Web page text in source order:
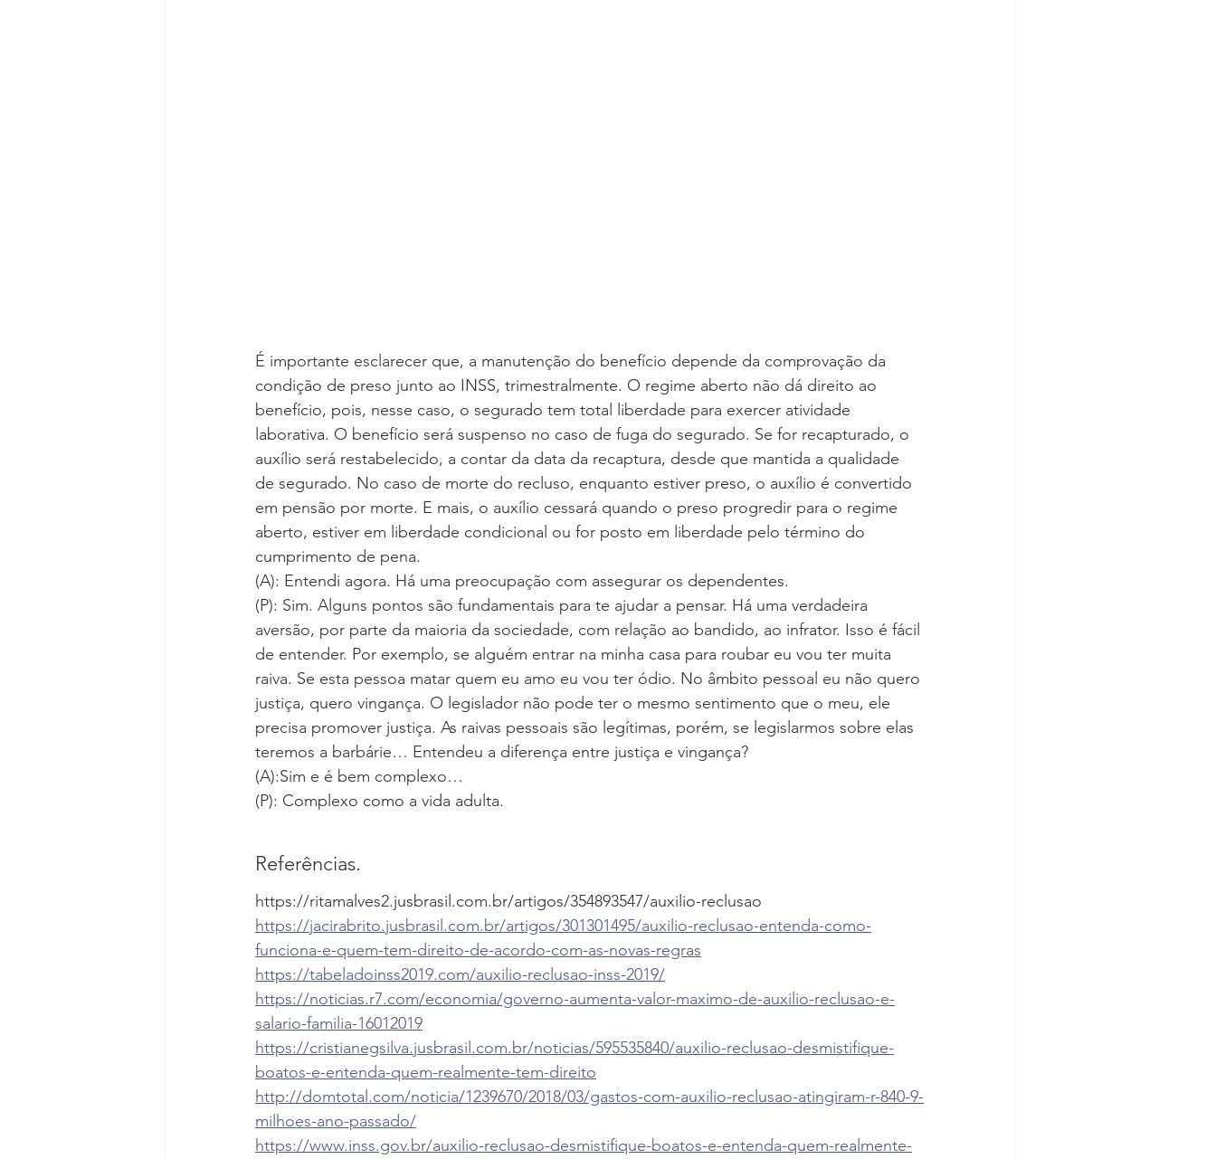
É importante esclarecer que, a manutenção do benefício depende da comprovação da
condição de preso junto ao INSS, trimestralmente. O regime aberto não dá direito ao
benefício, pois, nesse caso, o segurado tem total liberdade para exercer atividade
laborativa. O benefício será suspenso no caso de fuga do segurado. Se for recapturado, o
auxílio será restabelecido, a contar da data da recaptura, desde que mantida a qualidade
de segurado. No caso de morte do recluso, enquanto estiver preso, o auxílio é convertido
em pensão por morte. E mais, o auxílio cessará quando o preso progredir para o regime
aberto, estiver em liberdade condicional ou for posto em liberdade pelo término do
cumprimento de pena.
(A): Entendi agora. Há uma preocupação com assegurar os dependentes.
(P): Sim. Alguns pontos são fundamentais para te ajudar a pensar. Há uma verdadeira
aversão, por parte da maioria da sociedade, com relação ao bandido, ao infrator. Isso é fácil
de entender. Por exemplo, se alguém entrar na minha casa para roubar eu vou ter muita
raiva. Se esta pessoa matar quem eu amo eu vou ter ódio. No âmbito pessoal eu não quero
justiça, quero vingança. O legislador não pode ter o mesmo sentimento que o meu, ele
precisa promover justiça. As raivas pessoais são legítimas, porém, se legislarmos sobre elas
teremos a barbárie… Entendeu a diferença entre justiça e vingança?
(A):Sim e é bem complexo…
(P): Complexo como a vida adulta.
Referências.
https://ritamalves2.jusbrasil.com.br/artigos/354893547/auxilio-reclusao
https://jacirabrito.jusbrasil.com.br/artigos/301301495/auxilio-reclusao-entenda-como-
funciona-e-quem-tem-direito-de-acordo-com-as-novas-regras
https://tabeladoinss2019.com/auxilio-reclusao-inss-2019/
https://noticias.r7.com/economia/governo-aumenta-valor-maximo-de-auxilio-reclusao-e-
salario-familia-16012019
https://cristianegsilva.jusbrasil.com.br/noticias/595535840/auxilio-reclusao-desmistifique-
boatos-e-entenda-quem-realmente-tem-direito
http://domtotal.com/noticia/1239670/2018/03/gastos-com-auxilio-reclusao-atingiram-r-840-9-
milhoes-ano-passado/
https://www.inss.gov.br/auxilio-reclusao-desmistifique-boatos-e-entenda-quem-realmente-